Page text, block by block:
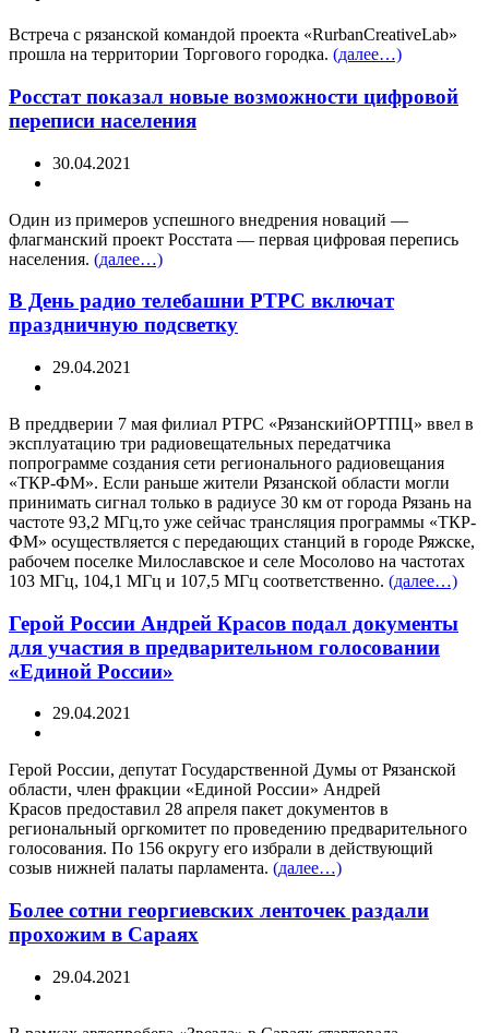
Встреча с рязанской командой проекта «RurbanCreativeLab»
прошла на территории Торгового городка. (далее…)
Росстат показал новые возможности цифровой
переписи населения
30.04.2021
Один из примеров успешного внедрения новаций —
флагманский проект Росстата — первая цифровая перепись
населения. (далее…)
В День радио телебашни РТРС включат
праздничную подсветку
29.04.2021
В преддверии 7 мая филиал РТРС «РязанскийОРТПЦ» ввел в
эксплуатацию три радиовещательных передатчика
попрограмме создания сети регионального радиовещания
«ТКР-ФМ». Если раньше жители Рязанской области могли
принимать сигнал только в радиусе 30 км от города Рязань на
частоте 93,2 МГц,то уже сейчас трансляция программы «ТКР-
ФМ» осуществляется с передающих станций в городе Ряжске,
рабочем поселке Милославское и селе Мосолово на частотах
103 МГц, 104,1 МГц и 107,5 МГц соответственно. (далее…)
Герой России Андрей Красов подал документы
для участия в предварительном голосовании
«Единой России»
29.04.2021
Герой России, депутат Государственной Думы от Рязанской
области, член фракции «Единой России» Андрей
Красов предоставил 28 апреля пакет документов в
региональный оргкомитет по проведению предварительного
голосования. По 156 округу его избрали в действующий
созыв нижней палаты парламента. (далее…)
Более сотни георгиевских ленточек раздали
прохожим в Сараях
29.04.2021